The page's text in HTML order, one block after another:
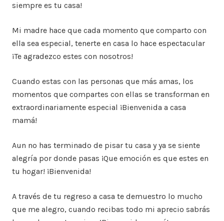
siempre es tu casa!
Mi madre hace que cada momento que comparto con
ella sea especial, tenerte en casa lo hace espectacular
¡Te agradezco estes con nosotros!
Cuando estas con las personas que más amas, los
momentos que compartes con ellas se transforman en
extraordinariamente especial ¡Bienvenida a casa
mamá!
Aun no has terminado de pisar tu casa y ya se siente
alegría por donde pasas ¡Que emoción es que estes en
tu hogar! ¡Bienvenida!
A través de tu regreso a casa te demuestro lo mucho
que me alegro, cuando recibas todo mi aprecio sabrás